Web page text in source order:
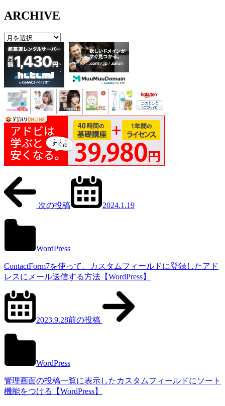
ARCHIVE
次の投稿 2024.1.19
WordPress
ContactForm7を使って、カスタムフィールドに登録したアド
レスにメール送信する方法【WordPress】
2023.9.28前の投稿
WordPress
管理画面の投稿一覧に表示したカスタムフィールドにソート
機能をつける【WordPress】